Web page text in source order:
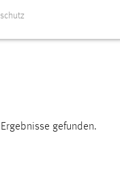
gefunden.
Funktion der